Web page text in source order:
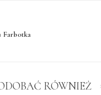
Farbotka
RÓWNIEŻ